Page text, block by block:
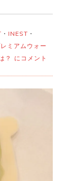
・ INEST ・
ミアムウォー
？
3390
にコメント